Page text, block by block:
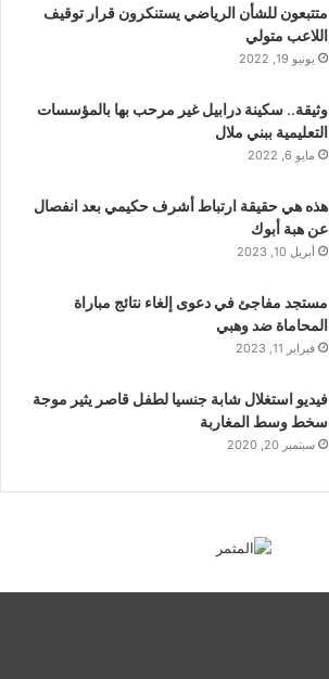
متتبعون للشأن الرياضي يستنكرون قرار توقيف
اللاعب متولي
يونيو 19, 2022
وثيقة.. سكينة درابيل غير مرحب بها بالمؤسسات
التعليمية ببني ملال
مايو 6, 2022
هذه هي حقيقة ارتباط أشرف حكيمي بعد انفصال
عن هبة أبوك
أبريل 10, 2023
مستجد مفاجئ في دعوى إلغاء نتائج مباراة
المحاماة ضد وهبي
فبراير 11, 2023
فيديو استغلال شابة جنسيا لطفل قاصر يثير موجة
سخط وسط المغاربة
سبتمبر 20, 2020